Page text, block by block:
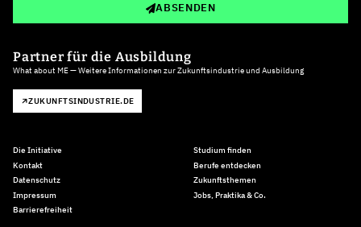
ABSENDEN
Partner für die Ausbildung
What about ME — Weitere Informationen zur Zukunftsindustrie und Ausbildung
ZUKUNFTSINDUSTRIE.DE
Die Initiative
Kontakt
Datenschutz
Impressum
Barrierefreiheit
Studium finden
Berufe entdecken
Zukunftsthemen
Jobs, Praktika & Co.